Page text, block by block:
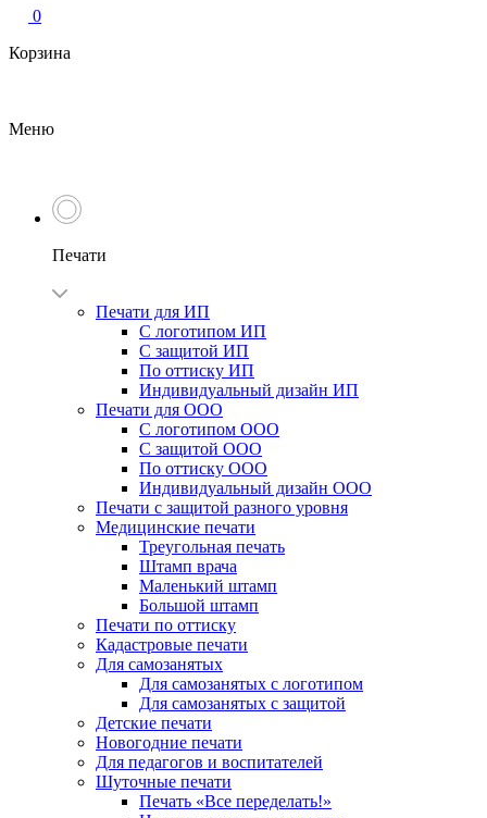
0
Корзина
Меню
Печати
Печати для ИП
С логотипом ИП
С защитой ИП
По оттиску ИП
Индивидуальный дизайн ИП
Печати для ООО
С логотипом ООО
С защитой ООО
По оттиску ООО
Индивидуальный дизайн ООО
Печати с защитой разного уровня
Медицинские печати
Треугольная печать
Штамп врача
Маленький штамп
Большой штамп
Печати по оттиску
Кадастровые печати
Для самозанятых
Для самозанятых с логотипом
Для самозанятых с защитой
Детские печати
Новогодние печати
Для педагогов и воспитателей
Шуточные печати
Печать «Все переделать!»